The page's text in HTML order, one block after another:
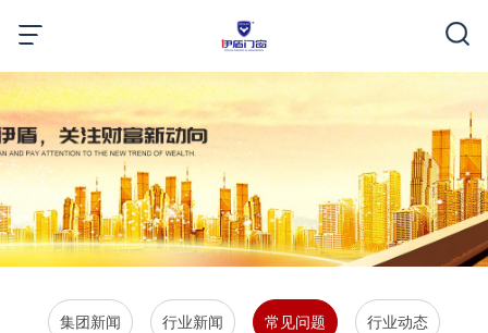
集团新闻 行业新闻 常见问题 行业动态